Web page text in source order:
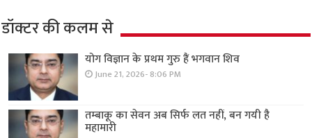
डॉक्टर की कलम से
योग विज्ञान के प्रथम गुरु हैं भगवान शिव
June 21, 2026- 8:06 PM
तम्बाकू का सेवन अब सिर्फ लत नहीं, बन गयी है
महामारी